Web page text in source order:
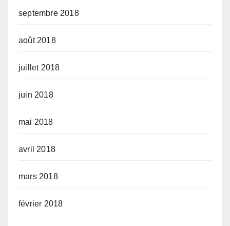
septembre 2018
août 2018
juillet 2018
juin 2018
mai 2018
avril 2018
mars 2018
février 2018